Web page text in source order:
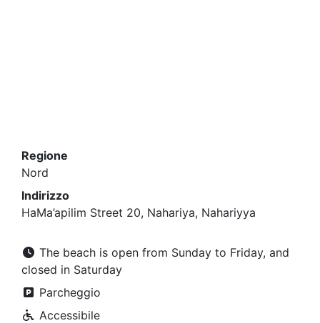
Regione
Nord
Indirizzo
HaMa’apilim Street 20, Nahariya, Nahariyya
The beach is open from Sunday to Friday, and
closed in Saturday
Parcheggio
Accessibile